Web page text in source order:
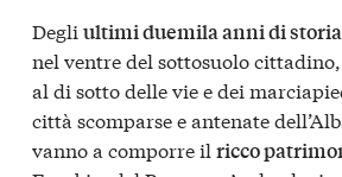
Degli ultimi duemila anni di storia
nel ventre del sottosuolo
al di sotto delle vie e dei
città scomparse e antenate
vanno a comporre il ricco